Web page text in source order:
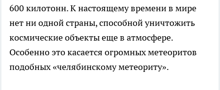
600 килотонн. К настоящему времени в мире
нет ни одной страны, способной уничтожить
космические объекты еще в атмосфере.
Особенно это касается огромных метеоритов
подобных «челябинскому метеориту».